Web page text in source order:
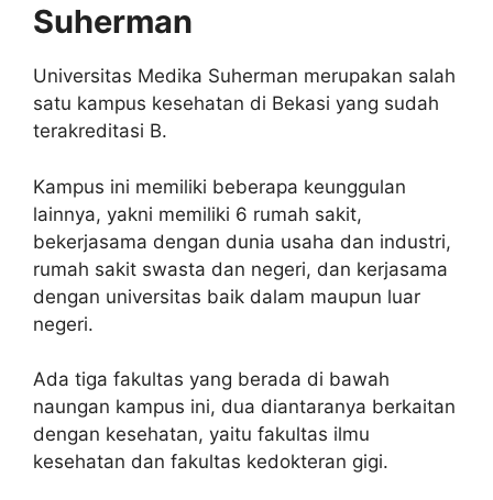
Suherman
Universitas Medika Suherman merupakan salah
satu kampus kesehatan di Bekasi yang sudah
terakreditasi B.
Kampus ini memiliki beberapa keunggulan
lainnya, yakni memiliki 6 rumah sakit,
bekerjasama dengan dunia usaha dan industri,
rumah sakit swasta dan negeri, dan kerjasama
dengan universitas baik dalam maupun luar
negeri.
Ada tiga fakultas yang berada di bawah
naungan kampus ini, dua diantaranya berkaitan
dengan kesehatan, yaitu fakultas ilmu
kesehatan dan fakultas kedokteran gigi.